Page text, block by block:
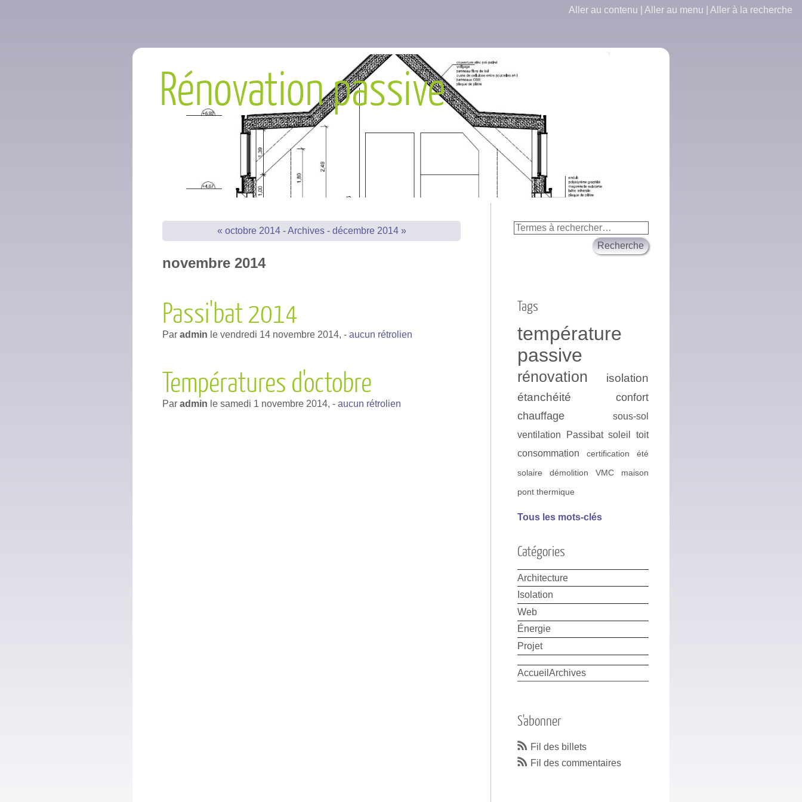
Rénovation passive
Aller au contenu Aller au menu Aller à la recherche
« octobre 2014-Archives- décembre 2014 »
novembre 2014
Passi'bat 2014
Par admin le vendredi 14 novembre 2014, - aucun rétrolien
Températures d'octobre
Par admin le samedi 1 novembre 2014, - aucun rétrolien
Tags
température
passive
rénovation
isolation
étanchéité
confort
chauffage
sous-sol
ventilation
Passibat soleil
toit
consommation
certification
été
solaire
démolition VMC
maison
pont thermique
Tous les mots-clés
Catégories
Architecture
Isolation
Web
Énergie
Projet
Accueil Archives
S'abonner
Fil des billets
Fil des commentaires